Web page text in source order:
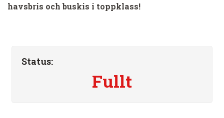
havsbris och buskis i toppklass!
Status:
Fullt